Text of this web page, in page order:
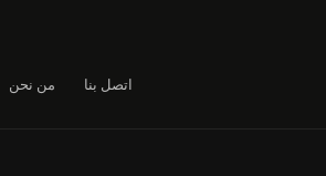
من نحن اتصل بنا